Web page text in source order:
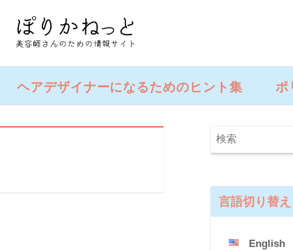
ヘアデザイナーになるためのヒント集 ポ
言語切り替え
English